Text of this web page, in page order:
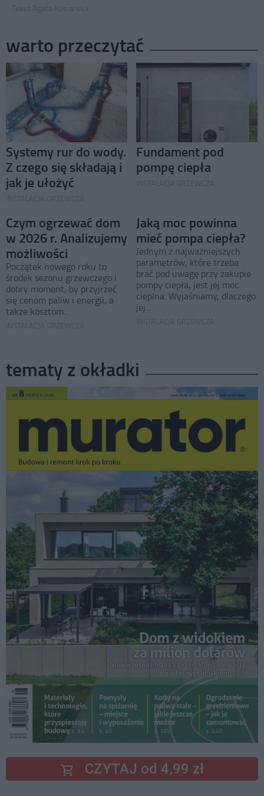
warto przeczytać
Systemy rur do wody.
Z czego się składają i
jak je ułożyć
Fundament pod
pompę ciepła
Czym ogrzewać dom
w 2026 r. Analizujemy
możliwości
Początek nowego roku to
środek sezonu grzewczego i
dobry moment, by przyjrzeć
się cenom paliw i energii, a
także kosztom...
Jaką moc powinna
mieć pompa ciepła?
Jednym z najważniejszych
parametrów, które trzeba
brać pod uwagę przy zakupie
pompy ciepła, jest jej moc
cieplna. Wyjaśniamy, dlaczego
jej...
tematy z okładki
CZYTAJ od 4,99 zł